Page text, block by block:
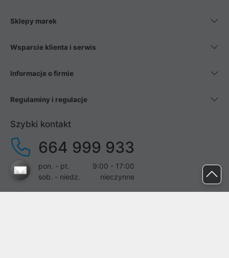
Sklepy marek
Wsparcie klienta i serwis
Informacje o firmie
Regulaminy i regulacje
Szybki kontakt
664 999 933
pon. - pt.
9:00 - 17:00
sob. - niedz.
nieczynne